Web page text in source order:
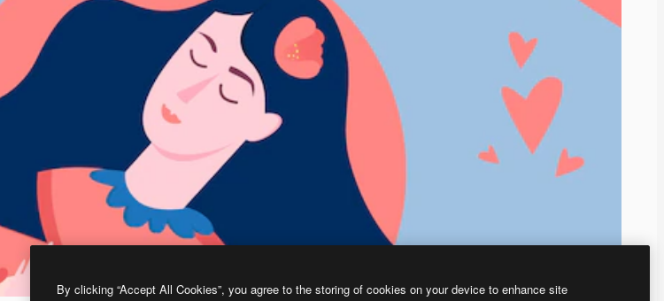
By clicking “Accept All Cookies”, you agree to the storing of cookies on your device to enhance site